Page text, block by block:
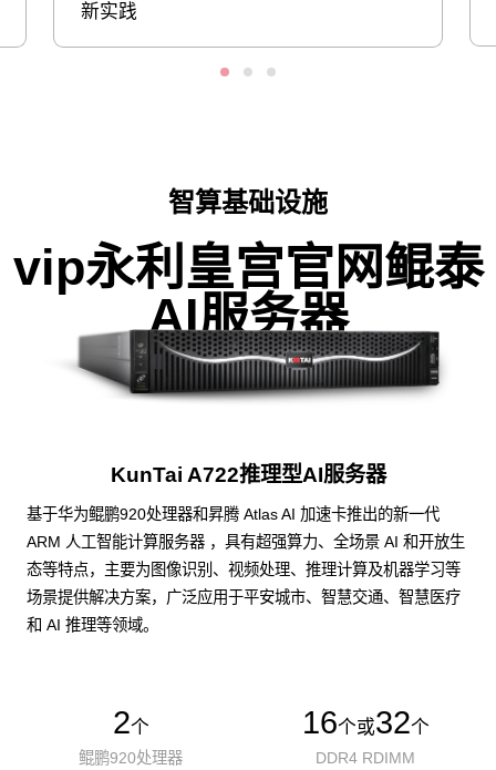
新实践
智算基础设施
vip永利皇宫官网鲲泰
AI服务器
KunTai A722推理型AI服务器
基于华为鲲鹏920处理器和昇腾 Atlas AI 加速卡推出的新一代
ARM 人工智能计算服务器 ，具有超强算力、全场景 AI 和开放生
态等特点，主要为图像识别、视频处理、推理计算及机器学习等
场景提供解决方案，广泛应用于平安城市、智慧交通、智慧医疗
和 AI 推理等领域。
2个
鲲鹏920处理器
16个或32个
DDR4 RDIMM